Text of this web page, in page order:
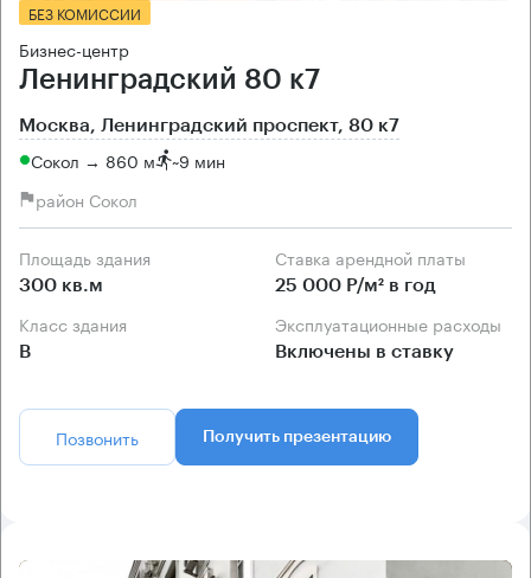
БЕЗ КОМИССИИ
Бизнес-центр
Ленинградский 80 к7
Москва, Ленинградский проспект, 80 к7
Сокол → 860 м ~9 мин
район Сокол
Площадь здания
300 кв.м
Ставка арендной платы
25 000 Р/м² в год
Класс здания
B
Эксплуатационные расходы
Включены в ставку
Позвонить Получить презентацию